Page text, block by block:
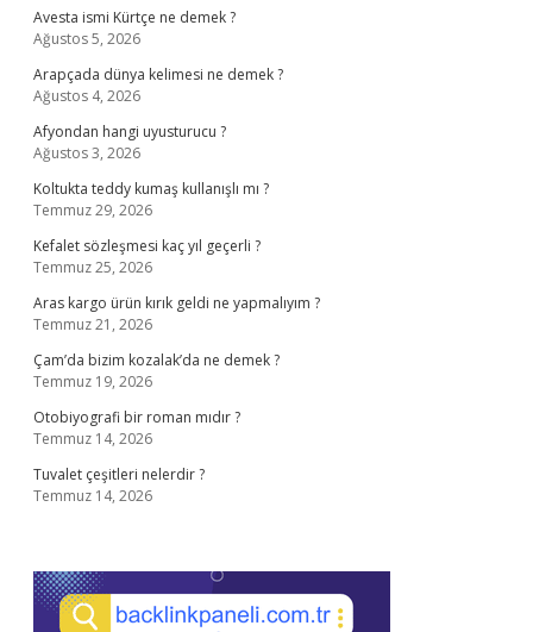
Avesta ismi Kürtçe ne demek ?
Ağustos 5, 2026
Arapçada dünya kelimesi ne demek ?
Ağustos 4, 2026
Afyondan hangi uyusturucu ?
Ağustos 3, 2026
Koltukta teddy kumaş kullanışlı mı ?
Temmuz 29, 2026
Kefalet sözleşmesi kaç yıl geçerli ?
Temmuz 25, 2026
Aras kargo ürün kırık geldi ne yapmalıyım ?
Temmuz 21, 2026
Çam’da bizim kozalak’da ne demek ?
Temmuz 19, 2026
Otobiyografi bir roman mıdır ?
Temmuz 14, 2026
Tuvalet çeşitleri nelerdir ?
Temmuz 14, 2026